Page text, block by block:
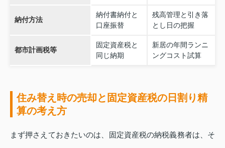
納付方法
納付書納付と
口座振替
残高管理と引き落
とし日の把握
都市計画税等
固定資産税と
同じ納期
新居の年間ランニ
ングコスト試算
住み替え時の売却と固定資産税の日割り精
算の考え方
まず押さえておきたいのは、固定資産税の納税義務者は、そ